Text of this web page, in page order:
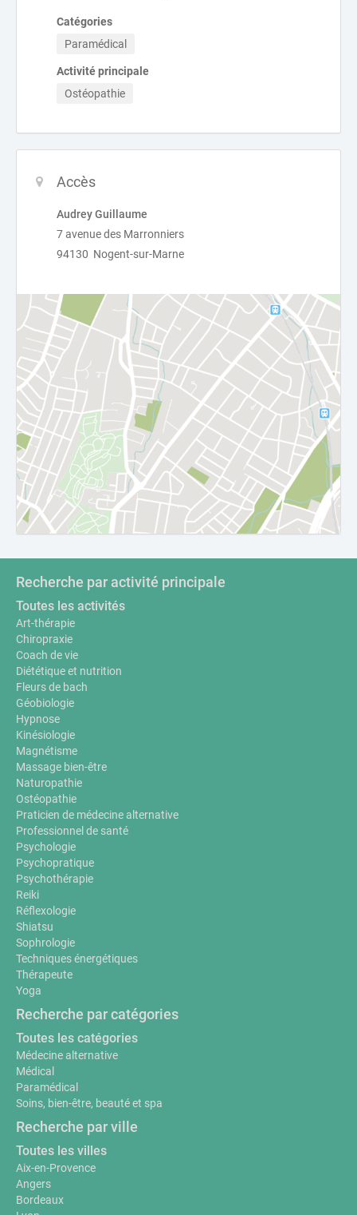
Catégories
Paramédical
Activité principale
Ostéopathie
Accès
Audrey Guillaume
7 avenue des Marronniers
94130 Nogent-sur-Marne
Recherche par activité principale
Toutes les activités
Art-thérapie
Chiropraxie
Coach de vie
Diététique et nutrition
Fleurs de bach
Géobiologie
Hypnose
Kinésiologie
Magnétisme
Massage bien-être
Naturopathie
Ostéopathie
Praticien de médecine alternative
Professionnel de santé
Psychologie
Psychopratique
Psychothérapie
Reiki
Réflexologie
Shiatsu
Sophrologie
Techniques énergétiques
Thérapeute
Yoga
Recherche par catégories
Toutes les catégories
Médecine alternative
Médical
Paramédical
Soins, bien-être, beauté et spa
Recherche par ville
Toutes les villes
Aix-en-Provence
Angers
Bordeaux